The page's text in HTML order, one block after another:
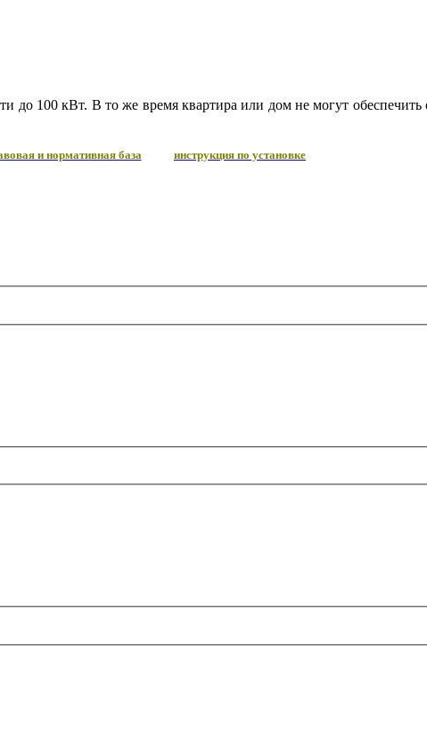
до 100 кВт. В то же время квартира или дом не могут
и нормативная база инструкция по установке